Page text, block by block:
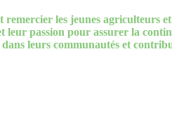
remercier les jeunes agriculteurs
leur passion pour assurer la
dans leurs communautés et